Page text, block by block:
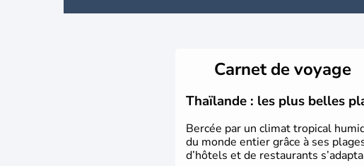
Carnet de voyage
Thaïlande : les plus belles
Bercée par un climat tropical
du monde entier grâce à ses
d’hôtels et de restaurants